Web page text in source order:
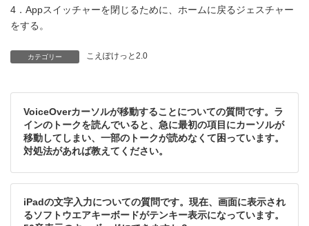
4．Appスイッチャーを閉じるために、ホームに戻るジェスチャー
をする。
カテゴリー こえぽけっと2.0
VoiceOverカーソルが移動することについての質問です。ラ
インのトークを読んでいると、急に最初の項目にカーソルが
移動してしまい、一部のトークが読めなくて困っています。
対処法があれば教えてください。
iPadの文字入力についての質問です。現在、画面に表示され
るソフトウエアキーボードがテンキー表示になっています。